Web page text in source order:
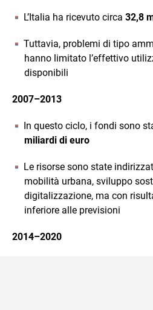
L’Italia ha ricevuto circa 32,8
Tuttavia, problemi di tipo
hanno limitato l’effettivo
disponibili
2007–2013
In questo ciclo, i fondi sono
miliardi di euro
Le risorse sono state
mobilità urbana, sviluppo
digitalizzazione, ma con
inferiore alle previsioni
2014–2020